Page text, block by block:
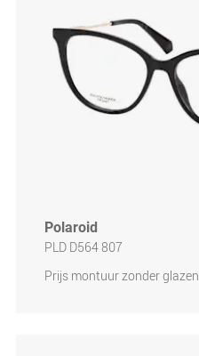
Polaroid
PLD D564 807
Prijs montuur zonder glazen